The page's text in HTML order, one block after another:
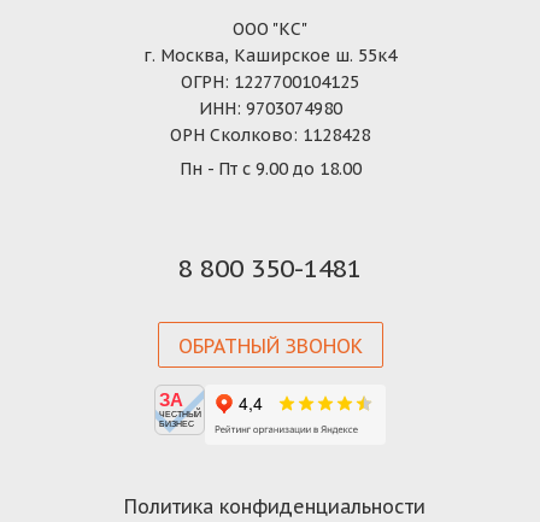
ООО "КС"
г. Москва, Каширское ш. 55к4
ОГРН: 1227700104125
ИНН: 9703074980
ОРН Сколково: 1128428
Пн - Пт с 9.00 до 18.00
Политика конфиденциальности
8 800 350-1481
ОБРАТНЫЙ ЗВОНОК
ЗА
ЧЕСТНЫЙ
БИЗНЕС